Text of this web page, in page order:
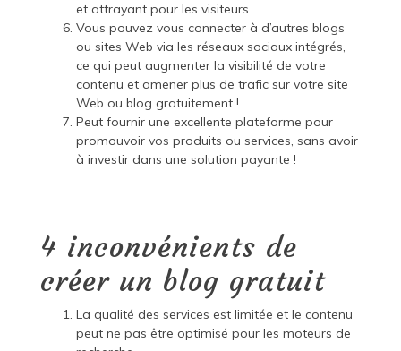
et attrayant pour les visiteurs.
Vous pouvez vous connecter à d’autres blogs
ou sites Web via les réseaux sociaux intégrés,
ce qui peut augmenter la visibilité de votre
contenu et amener plus de trafic sur votre site
Web ou blog gratuitement !
Peut fournir une excellente plateforme pour
promouvoir vos produits ou services, sans avoir
à investir dans une solution payante !
4 inconvénients de
créer un blog gratuit
La qualité des services est limitée et le contenu
peut ne pas être optimisé pour les moteurs de